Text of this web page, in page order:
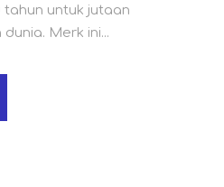
untuk jutaan
Merk ini...